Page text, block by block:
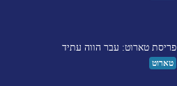
פריסת טארוט: עבר הווה עתיד
טארוט